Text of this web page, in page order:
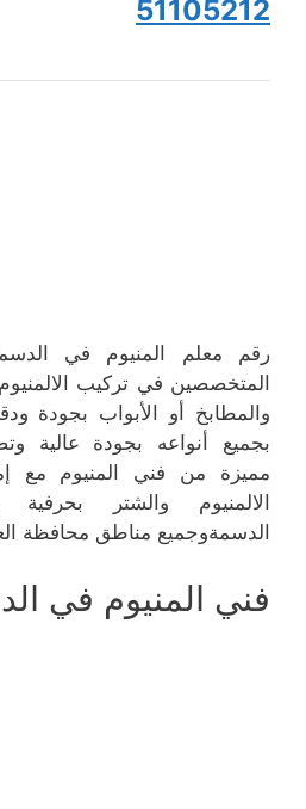
51105212
رقم معلم المنيوم في
المتخصصين في تركيب
والمطابخ أو الأبواب بجودة
بجميع أنواعه بجودة عالية
مميزة من فني المنيوم مع
الالمنيوم والشتر
الدسمةوجميع مناطق محافظة
فني المنيوم في